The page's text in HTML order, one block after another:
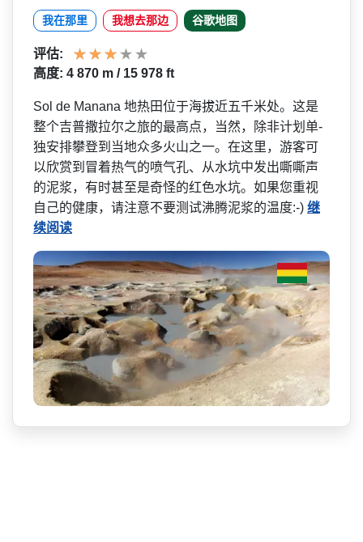
我在那里 我想去那边 谷歌地图
评估:
高度: 4 870 m / 15 978 ft
Sol de Manana 地热田位于海拔近五千米处。­这是
整个吉普撒拉尔之旅的最高点，当然，除非计划单­
独安排攀登到当地众多火山之一。在这里，游客可
以欣­赏到冒着热气的喷气孔、从水坑中发出嘶嘶声
的泥浆，­有时甚至是奇怪的红色水坑。如果您重视
自己的健康，­请注意不要测试沸腾泥浆的温度:-) 继
续阅读